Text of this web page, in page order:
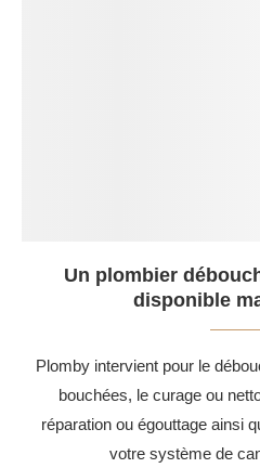
Un plombier
disponible
Plomby intervient pour le
bouchées, le curage ou
réparation ou égouttage ainsi
votre système de